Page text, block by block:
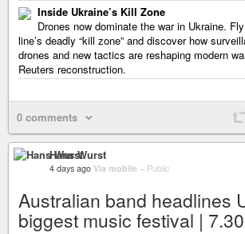
Inside Ukraine’s Kill Zone
Drones now dominate the war in Ukraine.
line’s deadly “kill zone” and discover how
drones and new tactics are reshaping modern
Reuters reconstruction.
0 comments
Hans Wurst
4 days ago Via mobile – Public
Australian band headlines
biggest music festival | 7.30